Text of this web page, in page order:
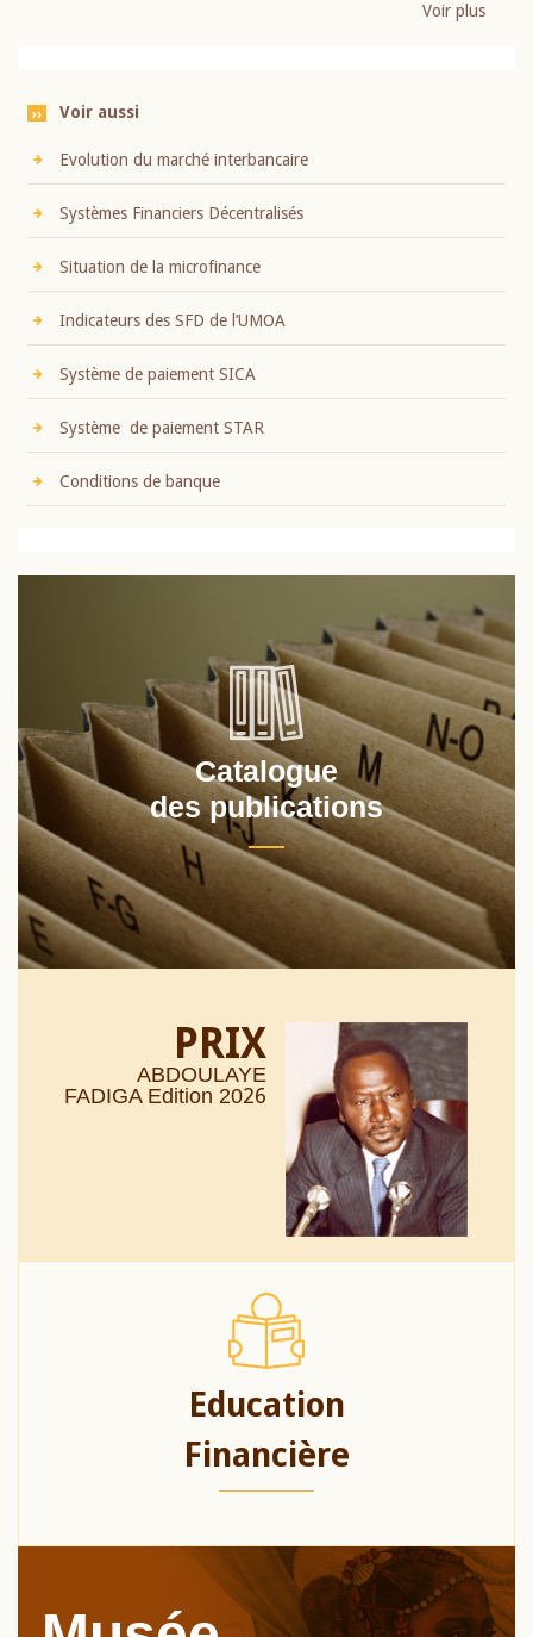
Voir plus
Voir aussi
Evolution du marché interbancaire
Systèmes Financiers Décentralisés
Situation de la microfinance
Indicateurs des SFD de l’UMOA
Système de paiement SICA
Système de paiement STAR
Conditions de banque
Catalogue
des publications
PRIX
ABDOULAYE
FADIGA Edition 2026
Education
Financière